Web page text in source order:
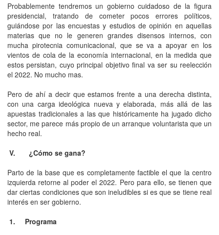
Probablemente tendremos un gobierno cuidadoso de la figura
presidencial, tratando de cometer pocos errores políticos,
guiándose por las encuestas y estudios de opinión en aquellas
materias que no le generen grandes disensos internos, con
mucha pirotecnia comunicacional, que se va a apoyar en los
vientos de cola de la economía internacional, en la medida que
estos persistan, cuyo principal objetivo final va ser su reelección
el 2022. No mucho mas.
Pero de ahí a decir que estamos frente a una derecha distinta,
con una carga ideológica nueva y elaborada, más allá de las
apuestas tradicionales a las que históricamente ha jugado dicho
sector, me parece más propio de un arranque voluntarista que un
hecho real.
V. ¿Cómo se gana?
Parto de la base que es completamente factible el que la centro
izquierda retorne al poder el 2022. Pero para ello, se tienen que
dar ciertas condiciones que son ineludibles si es que se tiene real
interés en ser gobierno.
1. Programa